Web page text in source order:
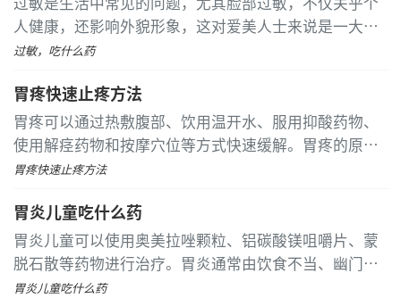
人健康，还影响外貌形象，这对爱美人士来说是一大困
扰。面对脸部过敏，合理用药至关重要。皮肤过敏种类
过敏，吃什么药
胃疼快速止疼方法
胃疼可以通过热敷腹部、饮用温开水、服用抑酸药物、
使用解痉药物和按摩穴位等方式快速缓解。胃疼的原因
可能包括饮食不当、胃酸分泌过多、胃肠痉挛、胃炎或
胃疼快速止疼方法
胃炎儿童吃什么药
胃炎儿童可以使用奥美拉唑颗粒、铝碳酸镁咀嚼片、蒙
脱石散等药物进行治疗。胃炎通常由饮食不当、幽门螺
杆菌感染、药物刺激、精神压力和免疫力低下等原因引
胃炎儿童吃什么药